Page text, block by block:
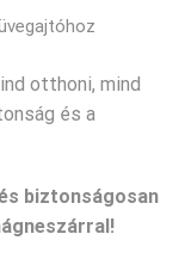
otthoni, mind
és a
biztonságosan